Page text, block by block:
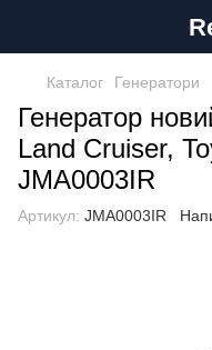
Каталог Генератори
Генератор
Land Cruiser,
JMA0003IR
Артикул: JMA0003IR